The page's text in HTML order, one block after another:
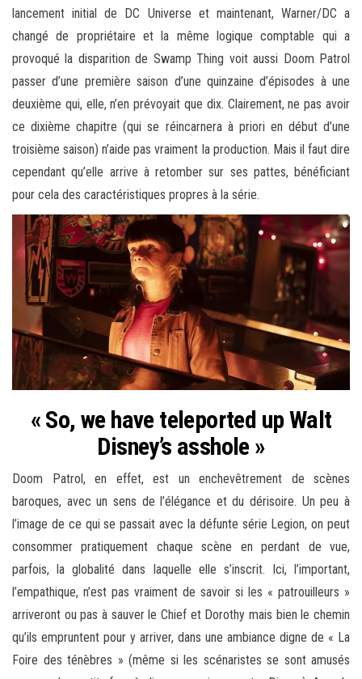
lancement initial de DC Universe et maintenant, Warner/DC a
changé de propriétaire et la même logique comptable qui a
provoqué la disparition de Swamp Thing voit aussi Doom Patrol
passer d’une première saison d’une quinzaine d’épisodes à une
deuxième qui, elle, n’en prévoyait que dix. Clairement, ne pas avoir
ce dixième chapitre (qui se réincarnera à priori en début d’une
troisième saison) n’aide pas vraiment la production. Mais il faut dire
cependant qu’elle arrive à retomber sur ses pattes, bénéficiant
pour cela des caractéristiques propres à la série.
« So, we have teleported up Walt
Disney’s asshole »
Doom Patrol, en effet, est un enchevêtrement de scènes
baroques, avec un sens de l’élégance et du dérisoire. Un peu à
l’image de ce qui se passait avec la défunte série Legion, on peut
consommer pratiquement chaque scène en perdant de vue,
parfois, la globalité dans laquelle elle s’inscrit. Ici, l’important,
l’empathique, n’est pas vraiment de savoir si les « patrouilleurs »
arriveront ou pas à sauver le Chief et Dorothy mais bien le chemin
qu’ils empruntent pour y arriver, dans une ambiance digne de « La
Foire des ténèbres » (même si les scénaristes se sont amusés